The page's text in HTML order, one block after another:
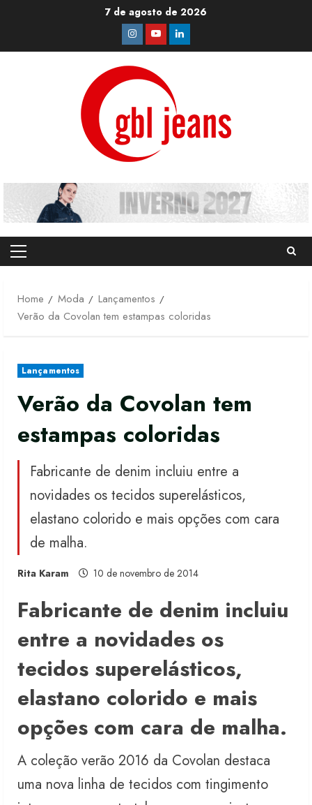
7 de agosto de 2026
Instagram
YoutubeLinkedin
Primary
Home
Moda
Lançamentos
Verão da Covolan tem estampas coloridas
Lançamentos
Verão da Covolan tem
estampas coloridas
Fabricante de denim incluiu entre a
novidades os tecidos superelásticos,
elastano colorido e mais opções com cara
de malha.
Rita Karam 10 de novembro de 2014
Fabricante de denim incluiu
entre a novidades os
tecidos superelásticos,
elastano colorido e mais
opções com cara de malha.
A coleção verão 2016 da Covolan destaca
uma nova linha de tecidos com tingimento